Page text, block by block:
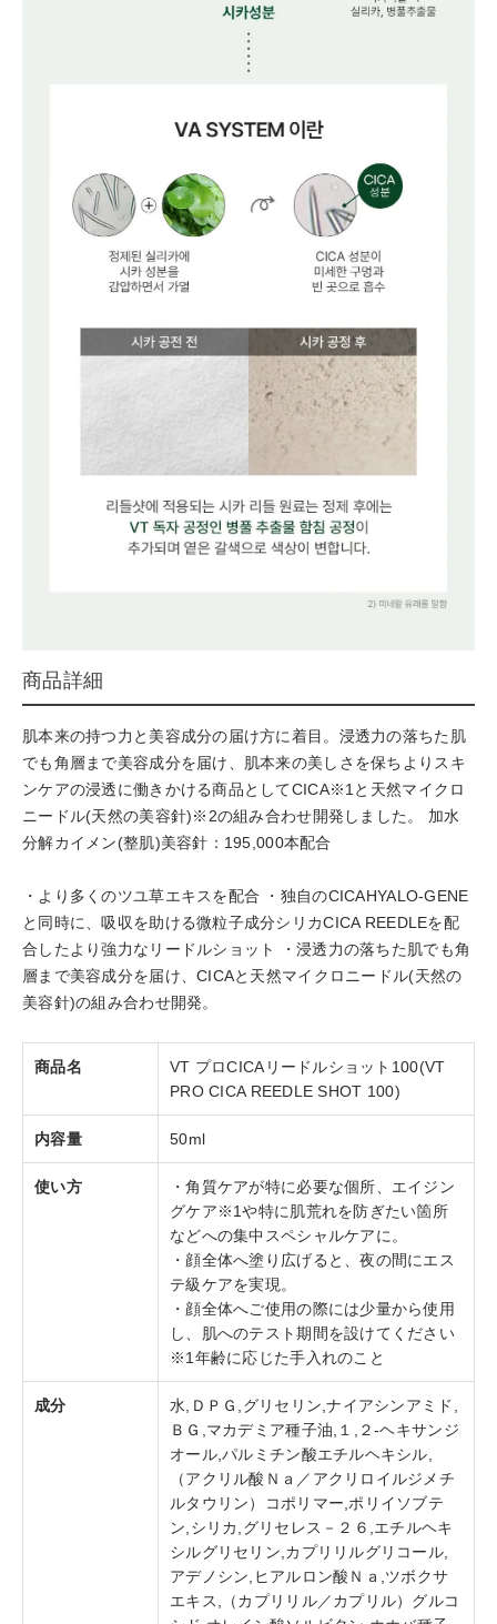
商品詳細
肌本来の持つ力と美容成分の届け方に着目。浸透力の落ちた肌
でも角層まで美容成分を届け、肌本来の美しさを保ちよりスキ
ンケアの浸透に働きかける商品としてCICA※1と天然マイクロ
ニードル(天然の美容針)※2の組み合わせ開発しました。 加水
分解カイメン(整肌)美容針：195,000本配合
・より多くのツユ草エキスを配合 ・独自のCICAHYALO-GENE
と同時に、吸収を助ける微粒子成分シリカCICA REEDLEを配
合したより強力なリードルショット ・浸透力の落ちた肌でも角
層まで美容成分を届け、CICAと天然マイクロニードル(天然の
美容針)の組み合わせ開発。
商品名
VT プロCICAリードルショット100(VT
PRO CICA REEDLE SHOT 100)
内容量 50ml
使い方
・角質ケアが特に必要な個所、エイジン
グケア※1や特に肌荒れを防ぎたい箇所
などへの集中スペシャルケアに。
・顔全体へ塗り広げると、夜の間にエス
テ級ケアを実現。
・顔全体へご使用の際には少量から使用
し、肌へのテスト期間を設けてください
※1年齢に応じた手入れのこと
成分
水,ＤＰＧ,グリセリン,ナイアシンアミド,
ＢＧ,マカデミア種子油,１,２-ヘキサンジ
オール,パルミチン酸エチルヘキシル,
（アクリル酸Ｎａ／アクリロイルジメチ
ルタウリン）コポリマー,ポリイソブテ
ン,シリカ,グリセレス－２６,エチルヘキ
シルグリセリン,カプリリルグリコール,
アデノシン,ヒアルロン酸Ｎａ,ツボクサ
エキス,（カプリリル／カプリル）グルコ